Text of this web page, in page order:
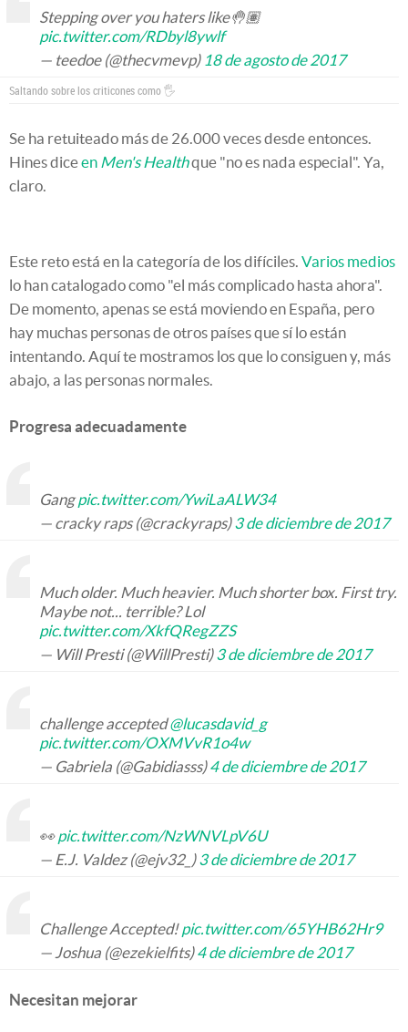
Stepping over you haters like🤚🏽
pic.twitter.com/RDbyl8ywlf
— teedoe (@thecvmevp) 18 de agosto de 2017
Saltando sobre los criticones como 🖐️
Se ha retuiteado más de 26.000 veces desde entonces.
Hines diceen Men's Healthque "no es nada especial". Ya,
claro.
Este reto está en la categoría de los difíciles. Varios medios
lo han catalogado como "el más complicado hasta ahora".
De momento, apenas se está moviendo en España, pero
hay muchas personas de otros países que sí lo están
intentando. Aquí te mostramos los que lo consiguen y, más
abajo, a las personas normales.
Progresa adecuadamente
Gangpic.twitter.com/YwiLaALW34
— cracky raps (@crackyraps)3 de diciembre de 2017
Much older. Much heavier. Much shorter box. First try.
Maybe not... terrible? Lol
pic.twitter.com/XkfQRegZZS
— Will Presti (@WillPresti)3 de diciembre de 2017
challenge accepted@lucasdavid_g
pic.twitter.com/OXMVvR1o4w
— Gabriela (@Gabidiasss)4 de diciembre de 2017
👀pic.twitter.com/NzWNVLpV6U
— E.J. Valdez (@ejv32_)3 de diciembre de 2017
Challenge Accepted!pic.twitter.com/65YHB62Hr9
— Joshua (@ezekielfits)4 de diciembre de 2017
Necesitan mejorar